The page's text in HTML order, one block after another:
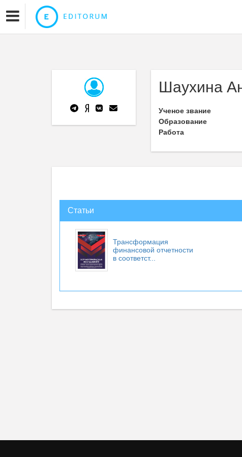
Шаухина
Ученое звание
Образование
Работа
Статьи
Трансформация
финансовой отчетности
в соответст...